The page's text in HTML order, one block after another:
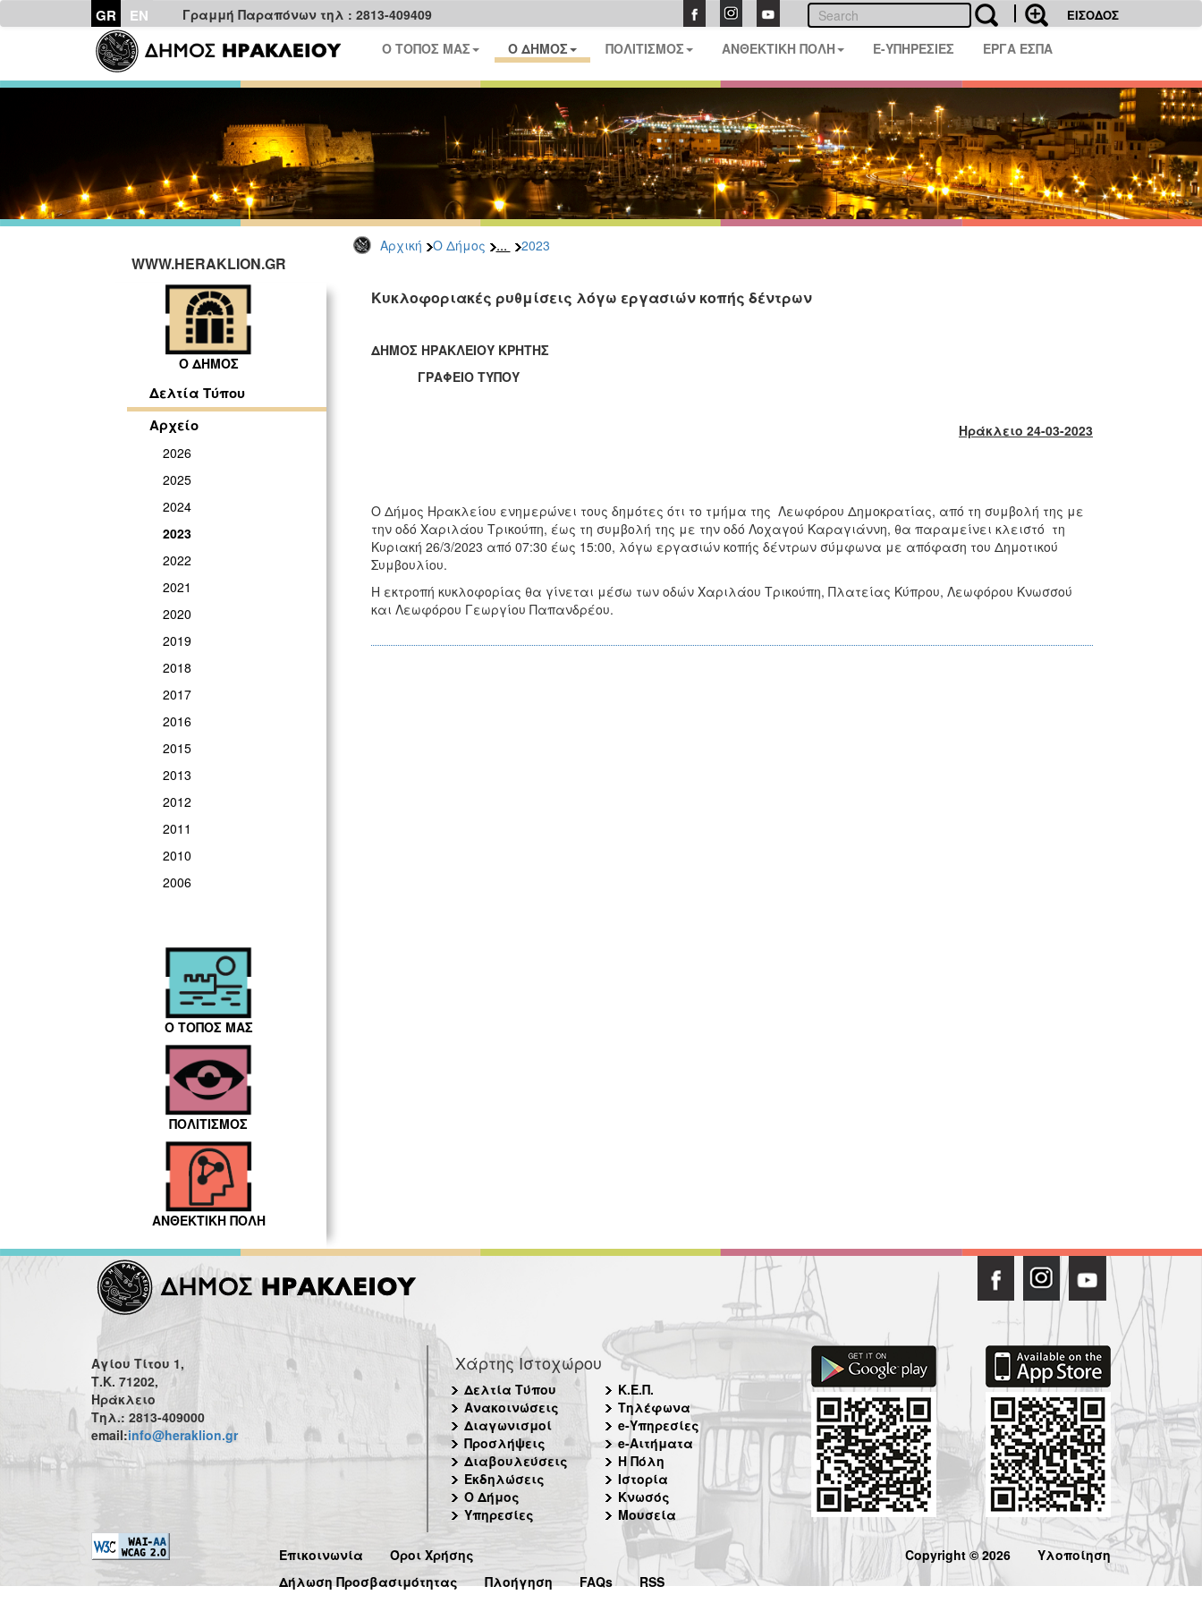
GR EN Γραμμή Παραπόνων τηλ : 2813-409409 ΕΙΣΟΔΟΣ
Ο ΤΟΠΟΣ ΜΑΣ Ο ΔΗΜΟΣ ΠΟΛΙΤΙΣΜΟΣ ΑΝΘΕΚΤΙΚΗ ΠΟΛΗ E-ΥΠΗΡΕΣΙΕΣ ΕΡΓΑ ΕΣΠΑ
Αρχική Ο Δήμος ... 2023
WWW.HERAKLION.GR
Ο ΔΗΜΟΣ
Δελτία Τύπου
Αρχείο
2026
2025
2024
2023
2022
2021
2020
2019
2018
2017
2016
2015
2013
2012
2011
2010
2006
Ο ΤΟΠΟΣ ΜΑΣ
ΠΟΛΙΤΙΣΜΟΣ
ΑΝΘΕΚΤΙΚΗ ΠΟΛΗ
Κυκλοφοριακές ρυθμίσεις λόγω εργασιών κοπής δέντρων
ΔΗΜΟΣ ΗΡΑΚΛΕΙΟΥ ΚΡΗΤΗΣ
ΓΡΑΦΕΙΟ ΤΥΠΟΥ
Ηράκλειο 24-03-2023
Ο Δήμος Ηρακλείου ενημερώνει τους δημότες ότι το τμήμα της Λεωφόρου Δημοκρατίας, από τη συμβολή της με
την οδό Χαριλάου Τρικούπη, έως τη συμβολή της με την οδό Λοχαγού Καραγιάννη, θα παραμείνει κλειστό τη
Κυριακή 26/3/2023 από 07:30 έως 15:00, λόγω εργασιών κοπής δέντρων σύμφωνα με απόφαση του Δημοτικού
Συμβουλίου.
Η εκτροπή κυκλοφορίας θα γίνεται μέσω των οδών Χαριλάου Τρικούπη, Πλατείας Κύπρου, Λεωφόρου Κνωσσού
και Λεωφόρου Γεωργίου Παπανδρέου.
Αγίου Τίτου 1,
Τ.Κ. 71202,
Ηράκλειο
Τηλ.: 2813-409000
email:info@heraklion.gr
Χάρτης Ιστοχώρου
Δελτία Τύπου
Ανακοινώσεις
Διαγωνισμοί
Προσλήψεις
Διαβουλεύσεις
Εκδηλώσεις
Ο Δήμος
Υπηρεσίες
Κ.Ε.Π.
Τηλέφωνα
e-Υπηρεσίες
e-Αιτήματα
Η Πόλη
Ιστορία
Κνωσός
Μουσεία
Επικοινωνία
Όροι Χρήσης
Δήλωση Προσβασιμότητας
Πλοήγηση FAQs RSS
Copyright © 2026 Υλοποίηση